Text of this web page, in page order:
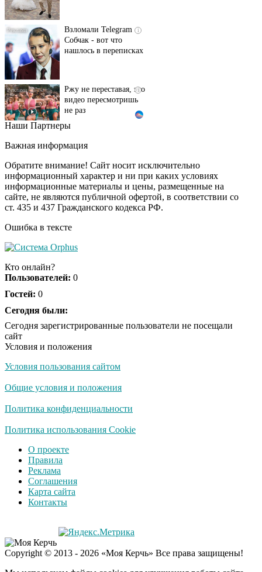
Собчак - вот что
нашлось в переписках
видео пересмотришь
не раз
секунд, но вы будете в
Ролик из Омска: вы
будете смеяться долго
Королева вагона
оставит равнодушным
Наши Партнеры
Важная информация
Обратите внимание! Сайт носит исключительно
информационный характер и ни при каких условиях
информационные материалы и цены, размещенные на
сайте, не являются публичной офертой, в соответствии со
ст. 435 и 437 Гражданского кодекса РФ.
Ошибка в тексте
Кто онлайн?
Пользователей: 0
Гостей: 0
Сегодня были:
Сегодня зарегистрированные пользователи не посещали
сайт
Условия и положения
Условия пользования сайтом
Общие условия и положения
Политика конфиденциальности
Политика использования Cookie
О проекте
Правила
Реклама
Соглашения
Карта сайта
Контакты
Copyright © 2013 - 2026 «Моя Керчь» Все права защищены!